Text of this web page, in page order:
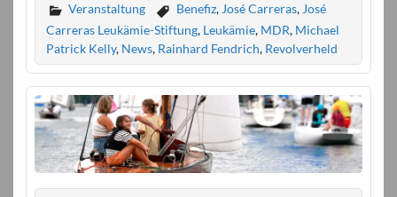
Veranstaltung Benefiz, José Carreras, José
Carreras Leukämie-Stiftung, Leukämie, MDR, Michael
Patrick Kelly, News, Rainhard Fendrich, Revolverheld